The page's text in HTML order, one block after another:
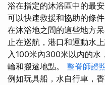
浴在指定的沐浴區中的最安
可以快速救援和協助的條件
在沐浴地之間的這些地方
止在巡航，港口和運動水
入100米內300米以內的水
輪和搬遷地點。 整脊師證
例如玩具船，水自行車，